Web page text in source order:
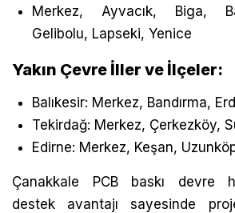
Merkez, Ayvacık, Biga,
Gelibolu, Lapseki, Yenice
Yakın Çevre İller ve İlçeler:
Balıkesir: Merkez, Bandırma,
Tekirdağ: Merkez, Çerkezköy,
Edirne: Merkez, Keşan,
Çanakkale PCB baskı devre
destek avantajı sayesinde